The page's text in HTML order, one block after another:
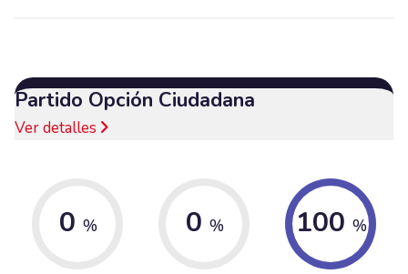
Partido Opción Ciudadana
Ver detalles
0 % 0 % 100 %